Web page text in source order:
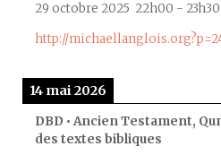
29 octobre 2025 22h00 - 23h30
http://
14 mai 2026
DBD • Ancien Testament,
des textes bibliques